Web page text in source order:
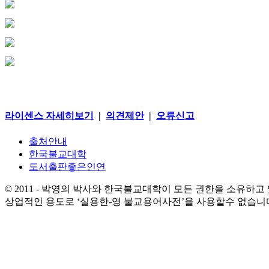
라이센스 자세히보기 | 의견제안| 오류신고
출처안내
한국불교대학
도서출판좋은인연
© 2011 - 박영의 박사와 한국불교대학이 모든 권한을 소유하고
상업적인 용도로 ‘실용한-영 불교용어사전’을 사용할수 없습니